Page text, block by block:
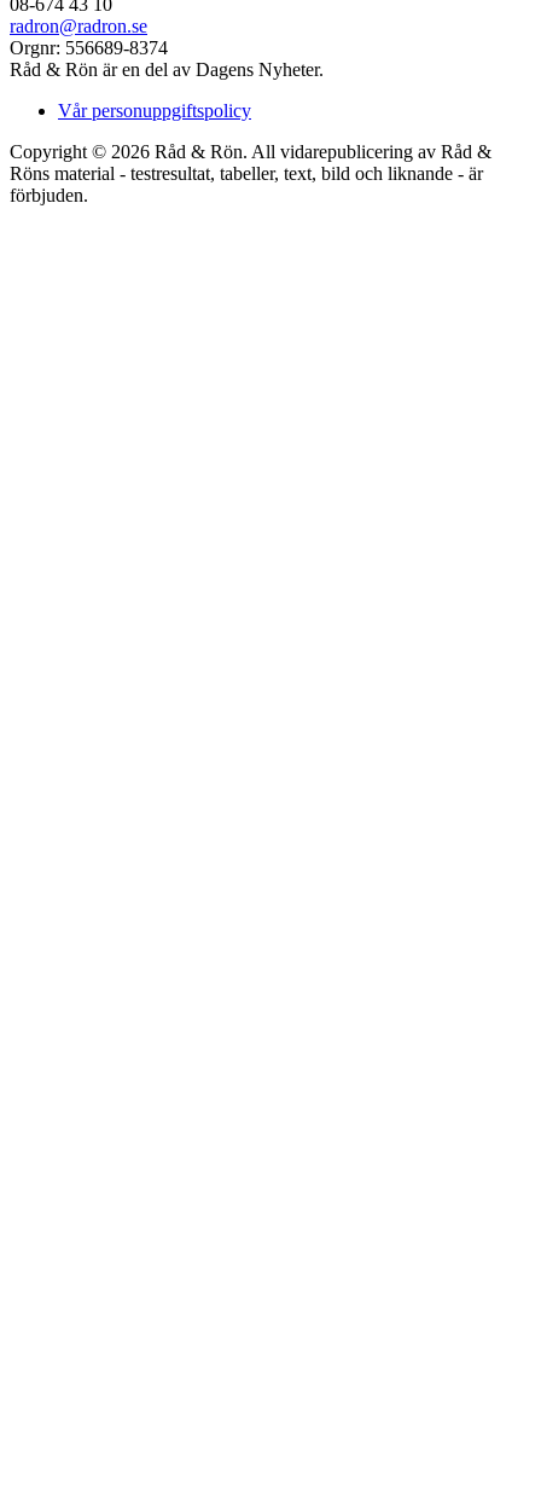
08-674 43 10
radron@radron.se
Orgnr: 556689-8374
Råd & Rön är en del av Dagens Nyheter.
Vår personuppgiftspolicy
Copyright © 2026 Råd & Rön. All vidarepublicering av Råd &
Röns material - testresultat, tabeller, text, bild och liknande - är
förbjuden.